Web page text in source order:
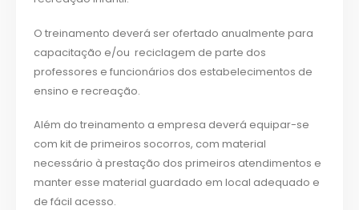
O treinamento deverá ser ofertado anualmente para
capacitação e/ou reciclagem de parte dos
professores e funcionários dos estabelecimentos de
ensino e recreação.
Além do treinamento a empresa deverá equipar-se
com kit de primeiros socorros, com material
necessário à prestação dos primeiros atendimentos e
manter esse material guardado em local adequado e
de fácil acesso.